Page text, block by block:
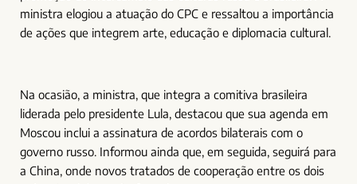
ministra elogiou a atuação do CPC e ressaltou a importância
de ações que integrem arte, educação e diplomacia cultural.
Na ocasião, a ministra, que integra a comitiva brasileira
liderada pelo presidente Lula, destacou que sua agenda em
Moscou inclui a assinatura de acordos bilaterais com o
governo russo. Informou ainda que, em seguida, seguirá para
a China, onde novos tratados de cooperação entre os dois